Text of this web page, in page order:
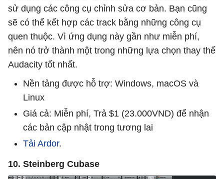
sử dụng các công cụ chỉnh sửa cơ bản. Bạn cũng
sẽ có thể kết hợp các track bằng những công cụ
quen thuộc. Vì ứng dụng này gần như miễn phí,
nên nó trở thành một trong những lựa chọn thay thế
Audacity tốt nhất.
Nền tảng được hỗ trợ: Windows, macOS và
Linux
Giá cả: Miễn phí, Trả $1 (23.000VND) để nhận
các bản cập nhật trong tương lai
Tải Ardor.
10. Steinberg Cubase